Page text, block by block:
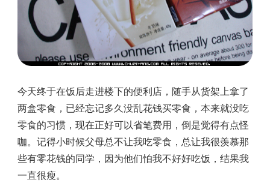
今天终于在饭后走进楼下的便利店，随手从货架上拿了
两盒零食，已经忘记多久没乱花钱买零食，本来就没吃
零食的习惯，现在正好可以省笔费用，倒是觉得有点怪
咖。记得小时候父母总不让我吃零食，总让我很羡慕那
些有零花钱的同学，因为他们怕我不好好吃饭，结果我
一直很瘦。